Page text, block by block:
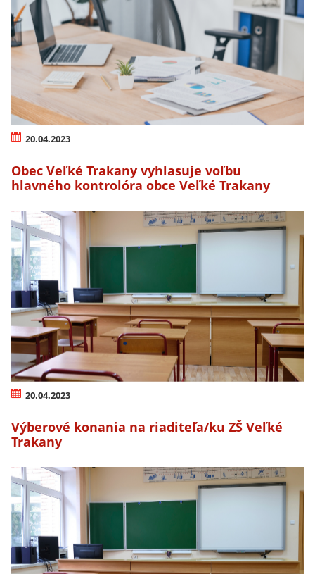
20.04.2023
Obec Veľké Trakany vyhlasuje voľbu
hlavného kontrolóra obce Veľké Trakany
20.04.2023
Výberové konania na riaditeľa/ku ZŠ Veľké
Trakany